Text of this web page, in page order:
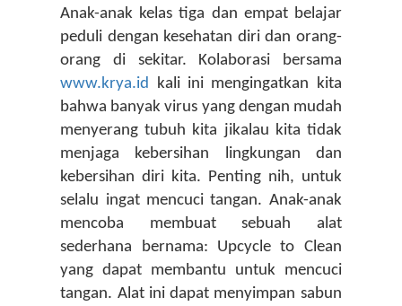
Anak-anak kelas tiga dan empat belajar
peduli dengan kesehatan diri dan orang-
www.krya.id kali ini mengingatkan kita
bahwa banyak virus yang dengan mudah
menyerang tubuh kita jikalau kita tidak
menjaga kebersihan lingkungan dan
kebersihan diri kita. Penting nih, untuk
selalu ingat mencuci tangan. Anak-anak
mencoba membuat sebuah alat
sederhana bernama: Upcycle to Clean
yang dapat membantu untuk mencuci
tangan. Alat ini dapat menyimpan sabun